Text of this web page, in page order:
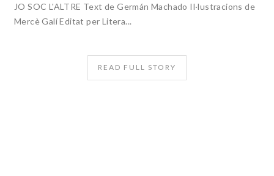
JO SOC L'ALTRE Text de Germán Machado Il·lustracions de
Mercè Galí Editat per Litera...
READ FULL STORY